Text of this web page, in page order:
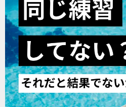
ョ
ン